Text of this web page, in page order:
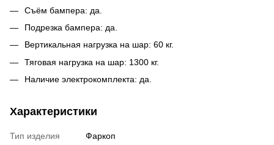
Съём бампера: да.
Подрезка бампера: да.
Вертикальная нагрузка на шар: 60 кг.
Тяговая нагрузка на шар: 1300 кг.
Наличие электрокомплекта: да.
Характеристики
Тип изделия
Фаркоп